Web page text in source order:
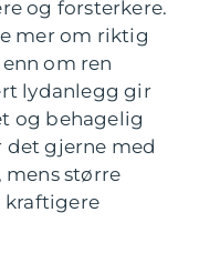
og forsterkere.
mer om riktig
om ren
lydanlegg gir
og behagelig
det gjerne med
større
kraftigere